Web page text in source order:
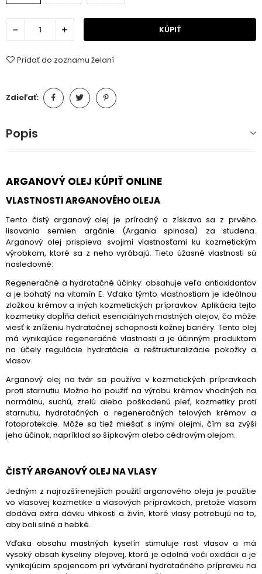
KÚPIŤ
Pridať do zoznamu želaní
Zdieľať:
Popis
ARGANOVÝ OLEJ KÚPIŤ ONLINE
VLASTNOSTI ARGANOVÉHO OLEJA
Tento čistý arganový olej je prírodný a získava sa z prvého
lisovania semien argánie (Argania spinosa) za studena.
Arganový olej prispieva svojimi vlastnosťami ku kozmetickým
výrobkom, ktoré sa z neho vyrábajú. Tieto úžasné vlastnosti sú
nasledovné:
Regeneračné a hydratačné účinky: obsahuje veľa antioxidantov
a je bohatý na vitamín E. Vďaka týmto vlastnostiam je ideálnou
zložkou krémov a iných kozmetických prípravkov. Aplikácia tejto
kozmetiky dopĺňa deficit esenciálnych mastných olejov, čo môže
viesť k zníženiu hydratačnej schopnosti kožnej bariéry. Tento olej
má vynikajúce regeneračné vlastnosti a je účinným produktom
na účely regulácie hydratácie a reštrukturalizácie pokožky a
vlasov.
Arganový olej na tvár sa používa v kozmetických prípravkoch
proti starnutiu. Možno ho použiť na výrobu krémov vhodných na
normálnu, suchú, zrelú alebo poškodenú pleť, kozmetiky proti
starnutiu, hydratačných a regeneračných telových krémov a
fotoprotekcie. Môže sa tiež miešať s inými olejmi, čím sa zvýši
jeho účinok, napríklad so šípkovým alebo cédrovým olejom.
ČISTÝ ARGANOVÝ OLEJ NA VLASY
Jedným z najrozšírenejších použití arganového oleja je použitie
vo vlasovej kozmetike a vlasových prípravkoch, pretože vlasom
dodáva extra dávku vlhkosti a živín, ktoré vlasy potrebujú na to,
aby boli silné a hebké.
Vďaka obsahu mastných kyselín stimuluje rast vlasov a má
vysoký obsah kyseliny olejovej, ktorá je odolná voči oxidácii a je
vynikajúcim spojencom pri vytváraní hydratačného prípravku na